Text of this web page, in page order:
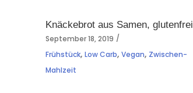
Knäckebrot aus Samen, glutenfrei
September 18, 2019
Frühstück, Low Carb, Vegan, Zwischen-
Mahlzeit